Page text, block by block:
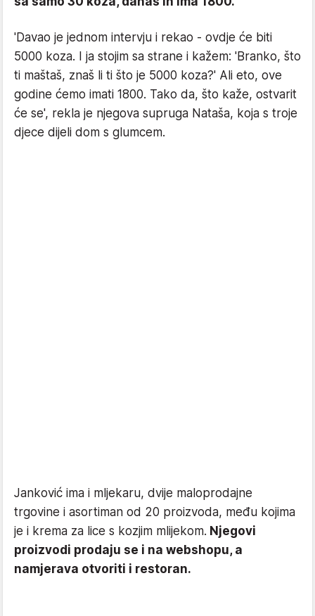
'Davao je jednom intervju i rekao - ovdje će biti
5000 koza. I ja stojim sa strane i kažem: 'Branko, što
ti maštaš, znaš li ti što je 5000 koza?' Ali eto, ove
godine ćemo imati 1800. Tako da, što kaže, ostvarit
će se', rekla je njegova supruga Nataša, koja s troje
djece dijeli dom s glumcem.
Janković ima i mljekaru, dvije maloprodajne
trgovine i asortiman od 20 proizvoda, među kojima
je i krema za lice s kozjim mlijekom. Njegovi
proizvodi prodaju se i na webshopu, a
namjerava otvoriti i restoran.